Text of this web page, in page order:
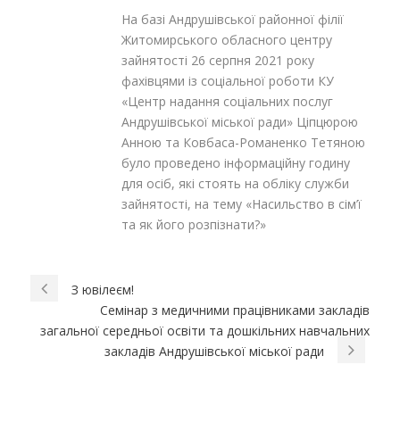
На базі Андрушівської районної філії
Житомирського обласного центру
зайнятості 26 серпня 2021 року
фахівцями із соціальної роботи КУ
«Центр надання соціальних послуг
Андрушівської міської ради» Ціпцюрою
Анною та Ковбаса-Романенко Тетяною
було проведено інформаційну годину
для осіб, які стоять на обліку служби
зайнятості, на тему «Насильство в сім’ї
та як його розпізнати?»
З ювілеєм!
Семінар з медичними працівниками закладів
загальної середньої освіти та дошкільних навчальних
закладів Андрушівської міської ради